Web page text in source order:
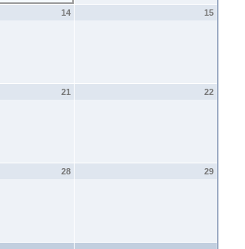
14 15
21 22
28 29